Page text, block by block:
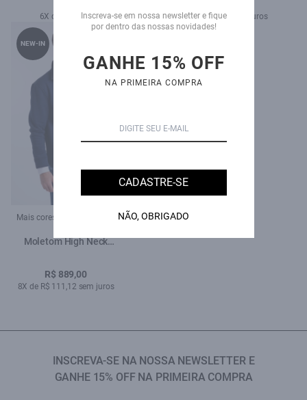
6X de R$ 116,33 sem juros 5X de R$ 115,80 sem juros
Mais cores:
Moletom High Neck
R$ 889,00
8X de R$ 111,12 sem juros
NEW-IN
Inscreva-se em nossa newsletter e fique
por dentro das nossas novidades!
GANHE 15% OFF
NA PRIMEIRA COMPRA
CADASTRE-SE
NÃO, OBRIGADO
INSCREVA-SE NA NOSSA NEWSLETTER E
GANHE 15% OFF NA PRIMEIRA COMPRA